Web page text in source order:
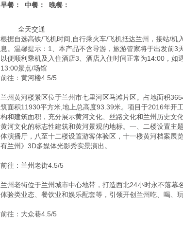
早餐： 中餐： 晚餐：
根据自选高铁/飞机时间,自行乘火车/飞机抵达兰州，接站/
息。温馨提示：1、本产品不含导游，旅游管家将于出发前3
以便顺利乘机及入住酒店3、酒店入住时间正常为14:00，如
13:00景点/场馆
前往：黄河楼4.5/5
兰州黄河楼景区位于兰州市七里河区马滩片区。占地面积
筑面积11930平方米,地上总高度93.39米。项目于2016年开
构和建筑面积，充分展示黄河文化、丝路文化和兰州历史文
黄河文化的标志性建筑和黄河景观的地标。一、二楼设置主
体演播厅，八至十二楼设置游客体验区，十一楼黄河档案展
有兰州》3D多媒体光影秀实景演出。
前往：兰州老街4.5/5
兰州老街位于兰州城市中心地带，打造西北24小时永不落幕
体验类业态、餐饮业和娱乐配套等，引领开创兰州吃、喝、
前往：大众巷4.5/5